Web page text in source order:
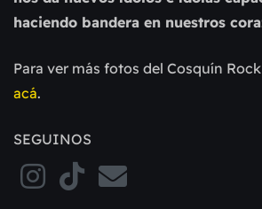
haciendo bandera en nuestros
Para ver más fotos del Cosquín
acá.
SEGUINOS